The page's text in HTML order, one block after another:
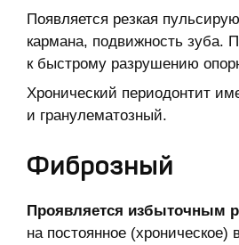
Появляется резкая
кармана, подвижность зуба.
к быстрому разрушению
Хронический периодонтит
и гранулематозный.
Фиброзный
Проявляется избыточным
на постоянное (хроническое)